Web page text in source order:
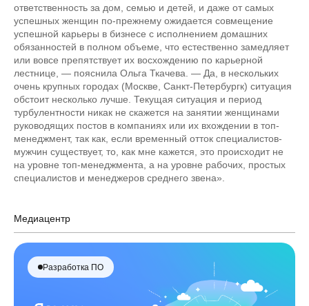
ответственность за дом, семью и детей, и даже от самых
успешных женщин по-прежнему ожидается совмещение
успешной карьеры в бизнесе с исполнением домашних
обязанностей в полном объеме, что естественно замедляет
или вовсе препятствует их восхождению по карьерной
лестнице, — пояснила Ольга Ткачева. — Да, в нескольких
очень крупных городах (Москве, Санкт-Петербургк) ситуация
обстоит несколько лучше. Текущая ситуация и период
турбулентности никак не скажется на занятии женщинами
руководящих постов в компаниях или их вхождении в топ-
менеджмент, так как, если временный отток специалистов-
мужчин существует, то, как мне кажется, это происходит не
на уровне топ-менеджмента, а на уровне рабочих, простых
специалистов и менеджеров среднего звена».
Медиацентр
Разработка ПО